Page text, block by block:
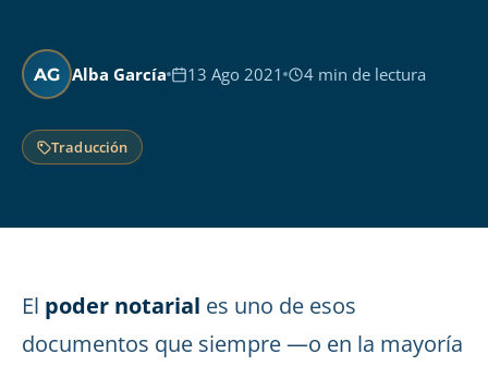
AG Alba García 13 Ago 2021 4 min de lectura
Traducción
El poder notarial es uno de esos
documentos que siempre —o en la mayoría